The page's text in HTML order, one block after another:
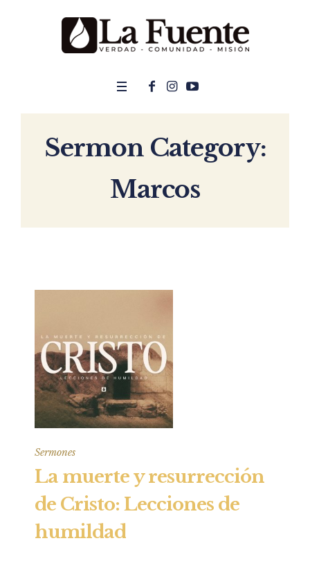
Sermon Category:
Marcos
Sermones
La muerte y resurrección
de Cristo: Lecciones de
humildad